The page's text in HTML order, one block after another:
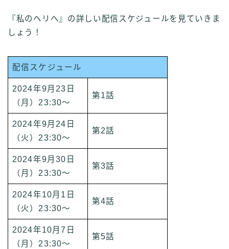
『私のヘリへ』の詳しい配信スケジュールを見ていきま
しょう！
配信スケジュール
2024年9月23日
（月）23:30～
第1話
2024年9月24日
（火）23:30～
第2話
2024年9月30日
（月）23:30～
第3話
2024年10月1日
（火）23:30～
第4話
2024年10月7日
（月）23:30～
第5話